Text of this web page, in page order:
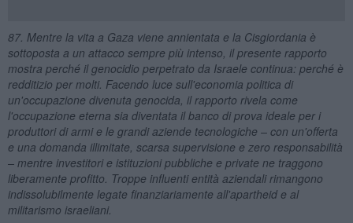
87. Mentre la vita a Gaza viene annientata e la Cisgiordania è
sottoposta a un attacco sempre più intenso, il presente rapporto
mostra perché il genocidio perpetrato da Israele continua: perché è
redditizio per molti. Facendo luce sull'economia politica di
un'occupazione divenuta genocida, il rapporto rivela come
l'occupazione eterna sia diventata il banco di prova ideale per i
produttori di armi e le grandi aziende tecnologiche – con un'offerta
e una domanda illimitate, scarsa supervisione e zero responsabilità
– mentre investitori e istituzioni pubbliche e private ne traggono
liberamente profitto. Troppe influenti entità aziendali rimangono
indissolubilmente legate finanziariamente all'apartheid e al
militarismo israeliani.